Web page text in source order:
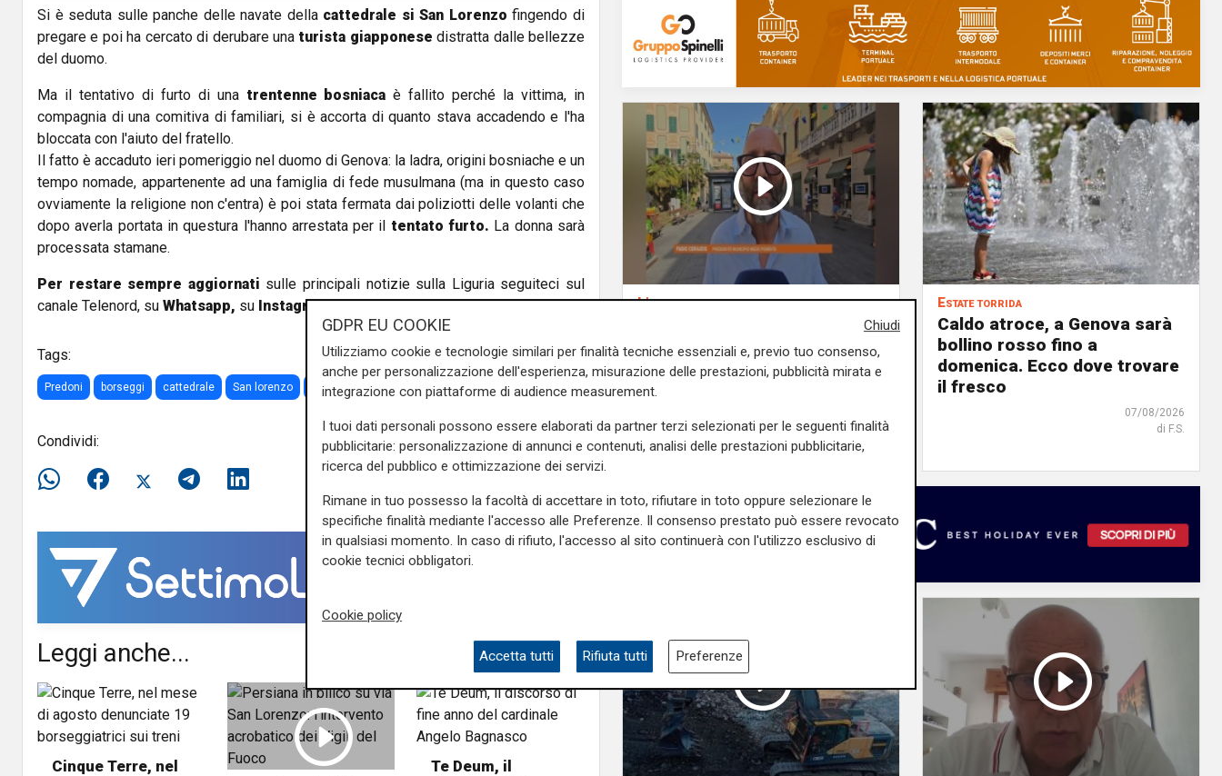
Si è seduta sulle panche delle navate della cattedrale si San Lorenzo fingendo di
pregare e poi ha cercato di derubare una turista giapponesedistratta dalle bellezze
del duomo.
Ma il tentativo di furto di unatrentenne bosniaca è fallito perché la vittima, in
compagnia di una comitiva di familiari, si è accorta di quanto stava accadendo e l'ha
bloccata con l'aiuto del fratello.
Il fatto è accaduto ieri pomeriggio nel duomo di Genova: la ladra, origini bosniache e un
tempo nomade, appartenente ad una famiglia di fede musulmana (ma in questo caso
ovviamente la religione non c'entra) è poi stata fermata dai poliziotti delle volanti che
dopo averla portata in questura l'hanno arrestata per il tentato furto. La donna sarà
processata stamane.
Per restare sempre aggiornati sulle principali notizie sulla Liguria seguiteci sul
canale Telenord, su Whatsapp, su Instagram,suYoutubee suFacebook.
Tags:
Predoni borseggi cattedrale San lorenzo polizia
Condividi:
Leggi anche...
Cinque Terre, nel
Te Deum, il
L'intervista
Ponente): "Non
demonizziamo nessuno, ma
tolleranza zero verso chi
07/08/2026
Estate torrida
Caldo atroce, a Genova sarà
bollino rosso fino a
domenica. Ecco dove trovare
il fresco
07/08/2026
di F.S.
Chiudi
GDPR EU COOKIE
Utilizziamo cookie e tecnologie similari per finalità tecniche essenziali e, previo tuo consenso,
anche per personalizzazione dell'esperienza, misurazione delle prestazioni, pubblicità mirata e
integrazione con piattaforme di audience measurement.
I tuoi dati personali possono essere elaborati da partner terzi selezionati per le seguenti finalità
pubblicitarie: personalizzazione di annunci e contenuti, analisi delle prestazioni pubblicitarie,
ricerca del pubblico e ottimizzazione dei servizi.
Rimane in tuo possesso la facoltà di accettare in toto, rifiutare in toto oppure selezionare le
specifiche finalità mediante l'accesso alle Preferenze. Il consenso prestato può essere revocato
in qualsiasi momento. In caso di rifiuto, l'accesso al sito continuerà con l'utilizzo esclusivo di
cookie tecnici obbligatori.
Cookie policy
Accetta tutti Rifiuta tutti Preferenze